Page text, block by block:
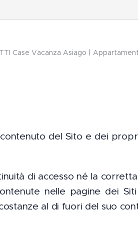
Case Vacanza Asiago |
del Sito e dei
di accesso né la
nelle pagine dei
al di fuori del suo